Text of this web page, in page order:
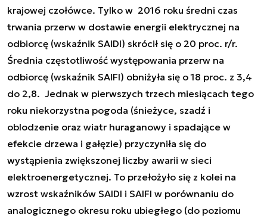
krajowej czołówce. Tylko w 2016 roku średni czas
trwania przerw w dostawie energii elektrycznej na
odbiorcę (wskaźnik SAIDI) skrócił się o 20 proc. r/r.
Średnia częstotliwość występowania przerw na
odbiorcę (wskaźnik SAIFI) obniżyła się o 18 proc. z 3,4
do 2,8. Jednak w pierwszych trzech miesiącach tego
roku niekorzystna pogoda (śnieżyce, szadź i
oblodzenie oraz wiatr huraganowy i spadające w
efekcie drzewa i gałęzie) przyczyniła się do
wystąpienia zwiększonej liczby awarii w sieci
elektroenergetycznej. To przełożyło się z kolei na
wzrost wskaźników SAIDI i SAIFI w porównaniu do
analogicznego okresu roku ubiegłego (do poziomu